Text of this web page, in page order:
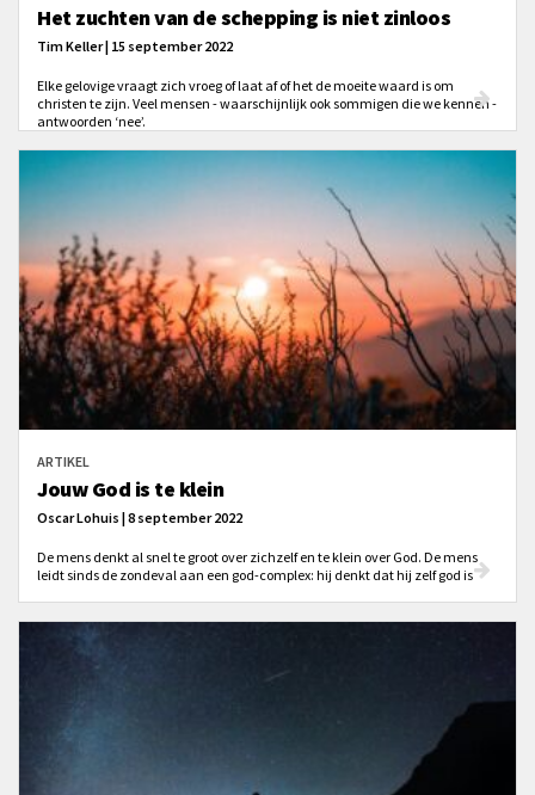
Het zuchten van de schepping is niet zinloos
Tim Keller | 15 september 2022
Elke gelovige vraagt zich vroeg of laat af of het de moeite waard is om
christen te zijn. Veel mensen - waarschijnlijk ook sommigen die we kennen -
antwoorden ‘nee’.
ARTIKEL
Jouw God is te klein
Oscar Lohuis | 8 september 2022
De mens denkt al snel te groot over zichzelf en te klein over God. De mens
leidt sinds de zondeval aan een god-complex: hij denkt dat hij zelf god is